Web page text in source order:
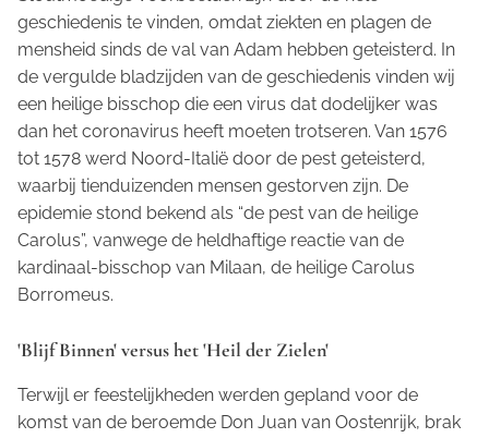
geschiedenis te vinden, omdat ziekten en plagen de
mensheid sinds de val van Adam hebben geteisterd. In
de vergulde bladzijden van de geschiedenis vinden wij
een heilige bisschop die een virus dat dodelijker was
dan het coronavirus heeft moeten trotseren. Van 1576
tot 1578 werd Noord-Italië door de pest geteisterd,
waarbij tienduizenden mensen gestorven zijn. De
epidemie stond bekend als “de pest van de heilige
Carolus”, vanwege de heldhaftige reactie van de
kardinaal-bisschop van Milaan, de heilige Carolus
Borromeus.
'Blijf Binnen' versus het 'Heil der Zielen'
Terwijl er feestelijkheden werden gepland voor de
komst van de beroemde Don Juan van Oostenrijk, brak